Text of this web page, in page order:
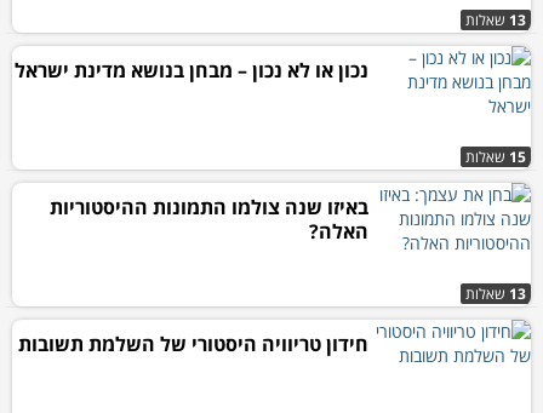
13 שאלות
15 שאלות
נכון או לא נכון – מבחן בנושא מדינת ישראל
13 שאלות
באיזו שנה צולמו התמונות ההיסטוריות
האלה?
חידון טריוויה היסטורי של השלמת תשובות